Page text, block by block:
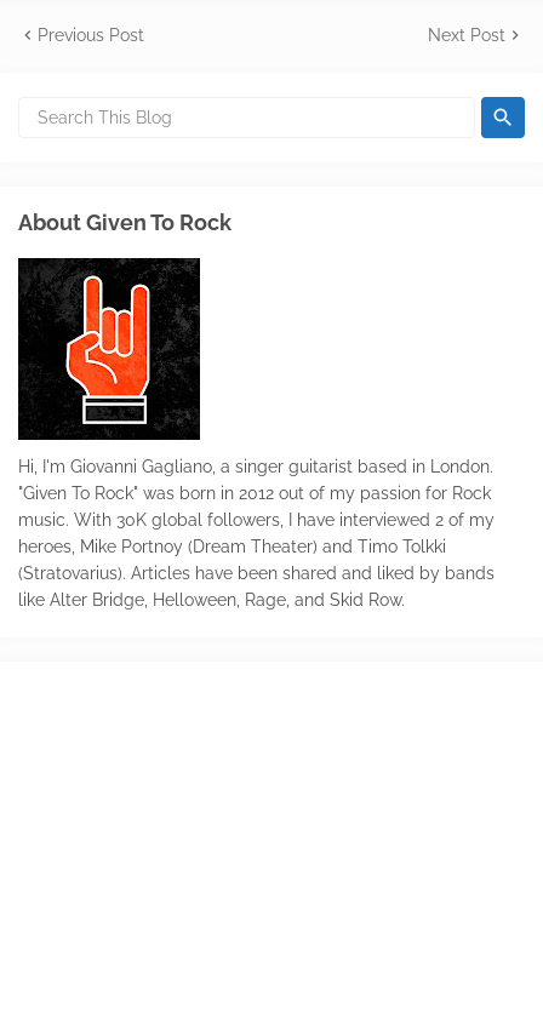
Previous Post Next Post
About Given To Rock
Hi, I'm Giovanni Gagliano, a singer guitarist based in London.
"Given To Rock" was born in 2012 out of my passion for Rock
music. With 30K global followers, I have interviewed 2 of my
heroes, Mike Portnoy (Dream Theater) and Timo Tolkki
(Stratovarius). Articles have been shared and liked by bands
like Alter Bridge, Helloween, Rage, and Skid Row.